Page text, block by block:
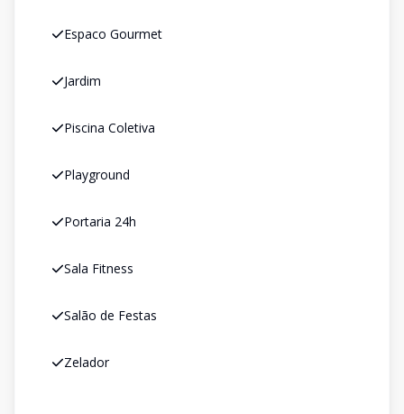
Espaco Gourmet
Jardim
Piscina Coletiva
Playground
Portaria 24h
Sala Fitness
Salão de Festas
Zelador